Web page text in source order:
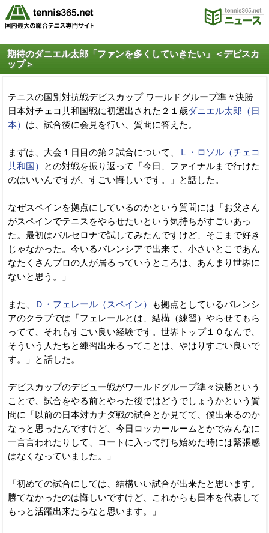
期待のダニエル太郎「ファンを多くしていきたい」＜デビスカ
ップ＞
テニスの国別対抗戦デビスカップ ワールドグループ準々決勝
日本対チェコ共和国戦に初選出された２１歳ダニエル太郎（日
本） は、試合後に会見を行い、質問に答えた。
まずは、大会１日目の第２試合について、
Ｌ・ロソル（チェコ
共和国）
との対戦を振り返って「今日、ファイナルまで行けた
のはいいんですが、すごい悔しいです。」と話した。
なぜスペインを拠点にしているのかという質問には「お父さん
がスペインでテニスをやらせたいという気持ちがすごいあっ
た。最初はバルセロナで試してみたんですけど、そこまで好き
じゃなかった。今いるバレンシアで出来て、小さいとこであん
なたくさんプロの人が居るっていうところは、あんまり世界に
ないと思う。」
また、 Ｄ・フェレール（スペイン）
も拠点としているバレンシ
アのクラブでは「フェレールとは、結構（練習）やらせてもら
ってて、それもすごい良い経験です。世界トップ１０なんで、
そういう人たちと練習出来るってことは、やはりすごい良いで
す。」と話した。
デビスカップのデビュー戦がワールドグループ準々決勝という
ことで、試合をやる前とやった後ではどうでしょうかという質
問に「以前の日本対カナダ戦の試合とか見てて、僕出来るのか
なっと思ったんですけど、今日ロッカールームとかでみんなに
一言言われたりして、コートに入って打ち始めた時には緊張感
はなくなっていました。」
「初めての試合にしては、結構いい試合が出来たと思います。
勝てなかったのは悔しいですけど、これからも日本を代表して
もっと活躍出来たらなと思います。」